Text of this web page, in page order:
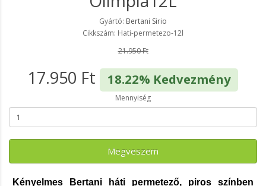
Gyártó: Bertani Sirio
Cikkszám: Hati-permetezo-12l
21.950 Ft
17.950 Ft 18.22% Kedvezmény
Mennyiség
Megveszem
Kényelmes Bertani háti permetező, piros színben